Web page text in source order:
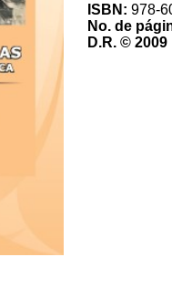
ISBN: 978-
No. de
D.R. © 2009